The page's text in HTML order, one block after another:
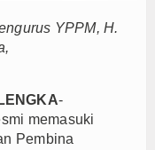
Hasil Paripurna
Sutisna Ajak
Ribuan Bobotoh Doakan
Ribuan Bobotoh, Nobar
YPPM, H.
-
memasuki
Pembina